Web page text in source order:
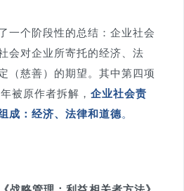
一个阶段性的总结：企业社会
会对企业所寄托的经济、法
（慈善）的期望。其中第四项
被原作者拆解， 企业社会责
成：经济、法律和道德。